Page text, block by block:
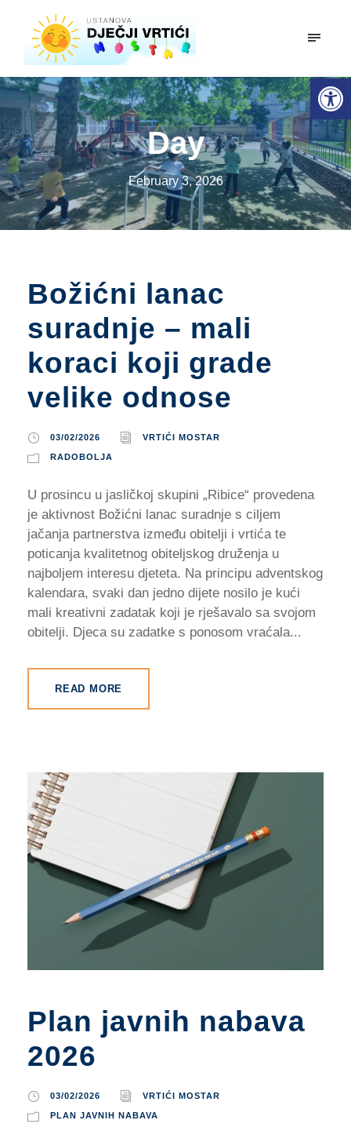
Open toolbar
Day
February 3, 2026
Božićni lanac
suradnje – mali
koraci koji grade
velike odnose
03/02/2026 VRTIĆI MOSTAR
RADOBOLJA
U prosincu u jasličkoj skupini „Ribice“ provedena
je aktivnost Božićni lanac suradnje s ciljem
jačanja partnerstva između obitelji i vrtića te
poticanja kvalitetnog obiteljskog druženja u
najboljem interesu djeteta. Na principu adventskog
kalendara, svaki dan jedno dijete nosilo je kući
mali kreativni zadatak koji je rješavalo sa svojom
obitelji. Djeca su zadatke s ponosom vraćala...
READ MORE
Plan javnih nabava
2026
03/02/2026 VRTIĆI MOSTAR
PLAN JAVNIH NABAVA